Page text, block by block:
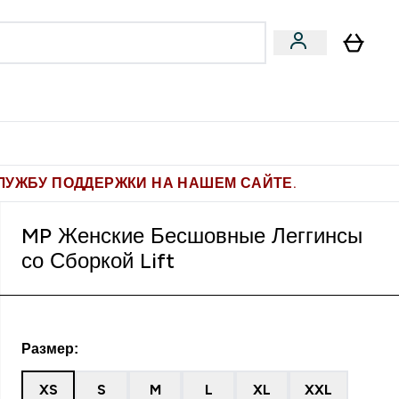
ПОДДЕРЖКИ НА НАШЕМ САЙТЕ.
MP Женские Бесшовные Леггинсы
со Сборкой Lift
Размер:
XS S M L XL XXL